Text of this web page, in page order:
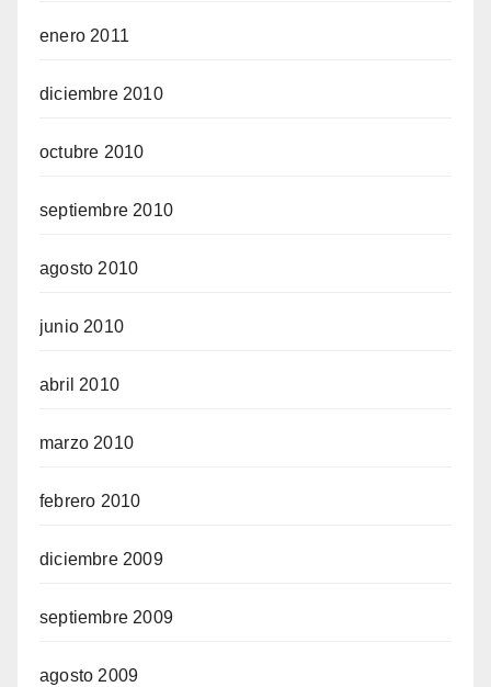
enero 2011
diciembre 2010
octubre 2010
septiembre 2010
agosto 2010
junio 2010
abril 2010
marzo 2010
febrero 2010
diciembre 2009
septiembre 2009
agosto 2009